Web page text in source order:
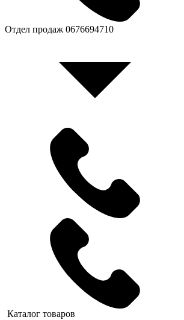
Отдел продаж 0676694710
Каталог товаров